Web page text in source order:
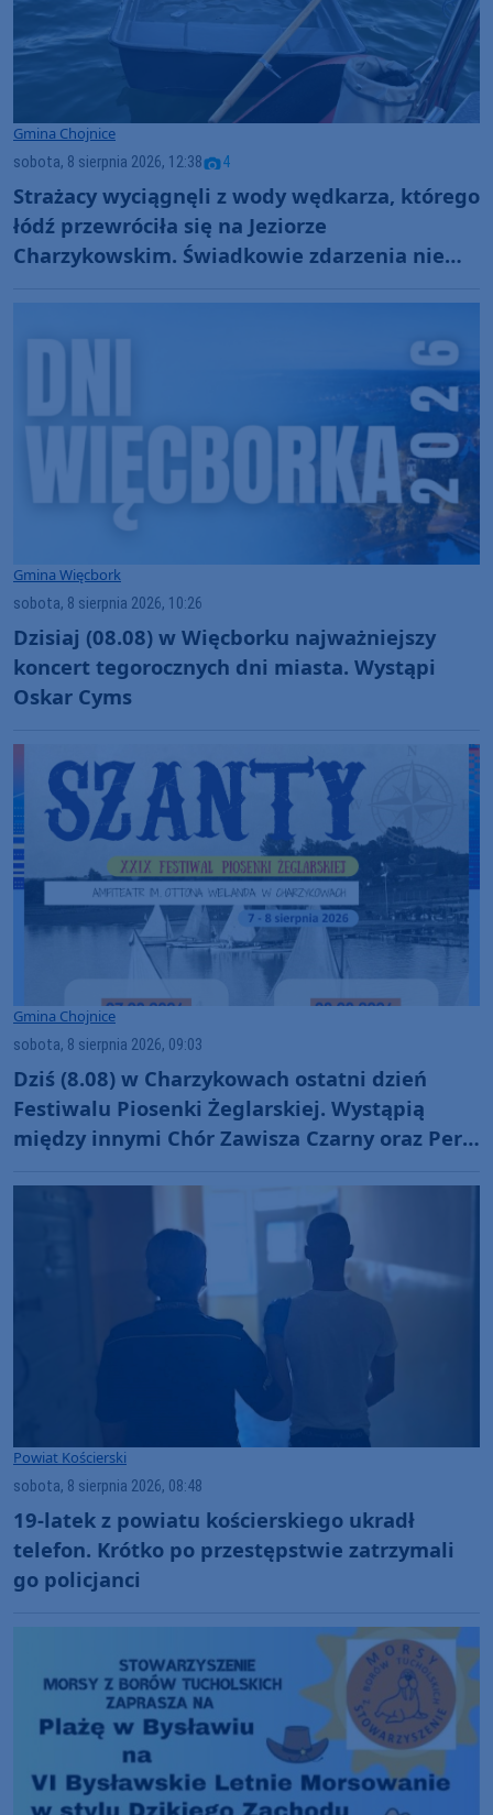
Gmina Chojnice
sobota, 8 sierpnia 2026, 12:38 4
Strażacy wyciągnęli z wody wędkarza, którego
łódź przewróciła się na Jeziorze
Charzykowskim. Świadkowie zdarzenia nie
Gmina Więcbork
sobota, 8 sierpnia 2026, 10:26
Dzisiaj (08.08) w Więcborku najważniejszy
koncert tegorocznych dni miasta. Wystąpi
Oskar Cyms
Gmina Chojnice
sobota, 8 sierpnia 2026, 09:03
Dziś (8.08) w Charzykowach ostatni dzień
Festiwalu Piosenki Żeglarskiej. Wystąpią
między innymi Chór Zawisza Czarny oraz Perły
Powiat Kościerski
sobota, 8 sierpnia 2026, 08:48
19-latek z powiatu kościerskiego ukradł
telefon. Krótko po przestępstwie zatrzymali
go policjanci